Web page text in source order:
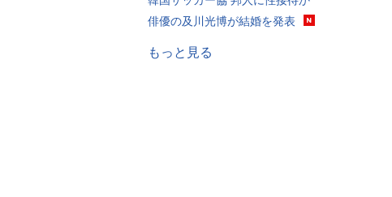
俳優の及川光博が結婚を発表
もっと見る